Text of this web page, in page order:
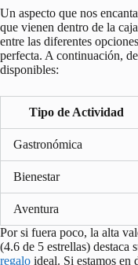
Un aspecto que nos
que vienen dentro de la
entre las diferentes
perfecta. A continuación,
disponibles:
Tipo de Actividad
Gastronómica
Bienestar
Aventura
Por si fuera poco, la alta
(4.6 de 5 estrellas) destaca
regalo ideal. Si estamos en